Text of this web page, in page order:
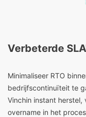
Verbeterde
Minimaliseer RTO
bedrijfscontinuïteit te
Vinchin instant herstel,
overname in het